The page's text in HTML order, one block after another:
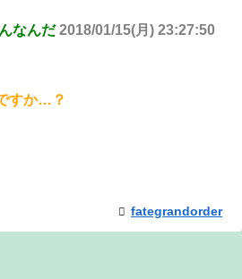
なんだ 2018/01/15(月) 23:27:50
すか…？
fategrandorder